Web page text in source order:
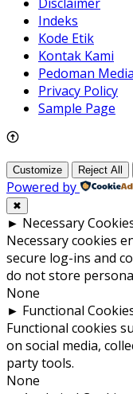
Indeks
Kode Etik
Kontak Kami
Pedoman
Privacy Policy
Sample Page
Customize Reject All
Powered by
✖
► Necessary
Necessary cookies
secure log-ins and
do not store
None
► Functional
Functional cookies
on social media,
party tools.
None